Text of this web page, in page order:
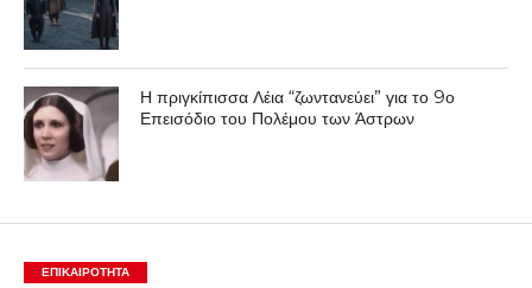
Η πριγκίπισσα Λέια “ζωντανεύει” για το 9ο
Επεισόδιο του Πολέμου των Άστρων
ΕΠΙΚΑΙΡΟΤΗΤΑ